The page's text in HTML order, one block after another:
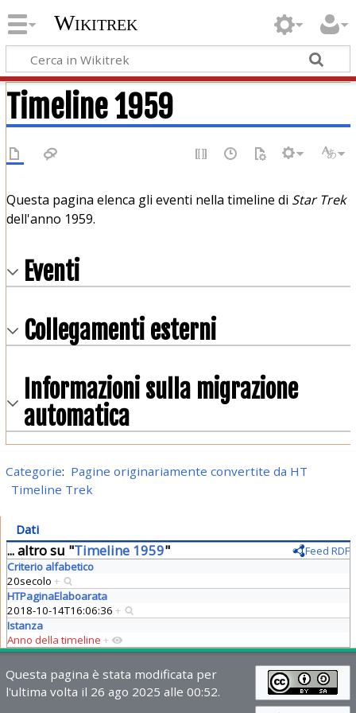
Wikitrek
Timeline 1959
Questa pagina elenca gli eventi nella timeline di Star Trek
dell'anno 1959.
Eventi
Collegamenti esterni
Informazioni sulla migrazione
automatica
Categorie: Pagine originariamente convertite da HT
Timeline Trek
Dati
... altro su "Timeline 1959"
Feed RDF
Criterio alfabetico
20secolo +
HTPaginaElaboarata
2018-10-14T16:06:36 +
Istanza
Anno della timeline +
Questa pagina è stata modificata per
l'ultima volta il 26 ago 2025 alle 00:52.